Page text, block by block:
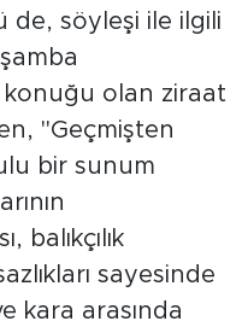
de, söyleşi ile ilgili
olan ziraat
"Geçmişten
bir sunum
balıkçılık
sayesinde
kara arasında